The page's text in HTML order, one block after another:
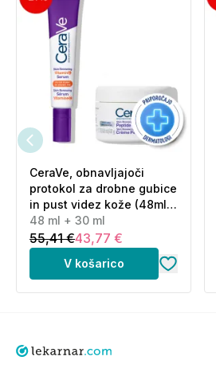
CeraVe, obnavljajoči
protokol za drobne gubice
in pust videz kože (48ml
+ 30 ml)
48 ml + 30 ml
55,41 €43,77 €
V košarico